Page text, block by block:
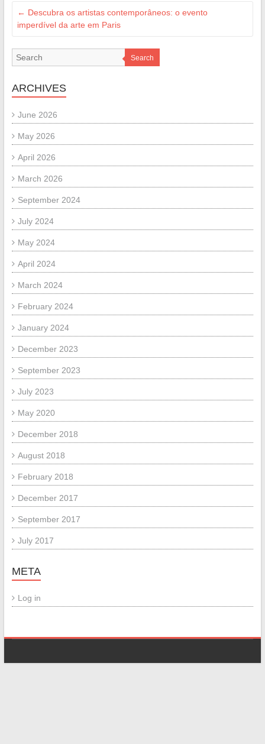
← Descubra os artistas contemporâneos: o evento
imperdível da arte em Paris
Search
ARCHIVES
June 2026
May 2026
April 2026
March 2026
September 2024
July 2024
May 2024
April 2024
March 2024
February 2024
January 2024
December 2023
September 2023
July 2023
May 2020
December 2018
August 2018
February 2018
December 2017
September 2017
July 2017
META
Log in